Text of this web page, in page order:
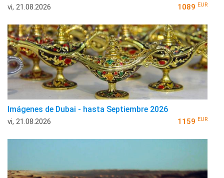
vi, 21.08.2026 1089 EUR
Imágenes de Dubai - hasta Septiembre 2026
vi, 21.08.2026 1159 EUR